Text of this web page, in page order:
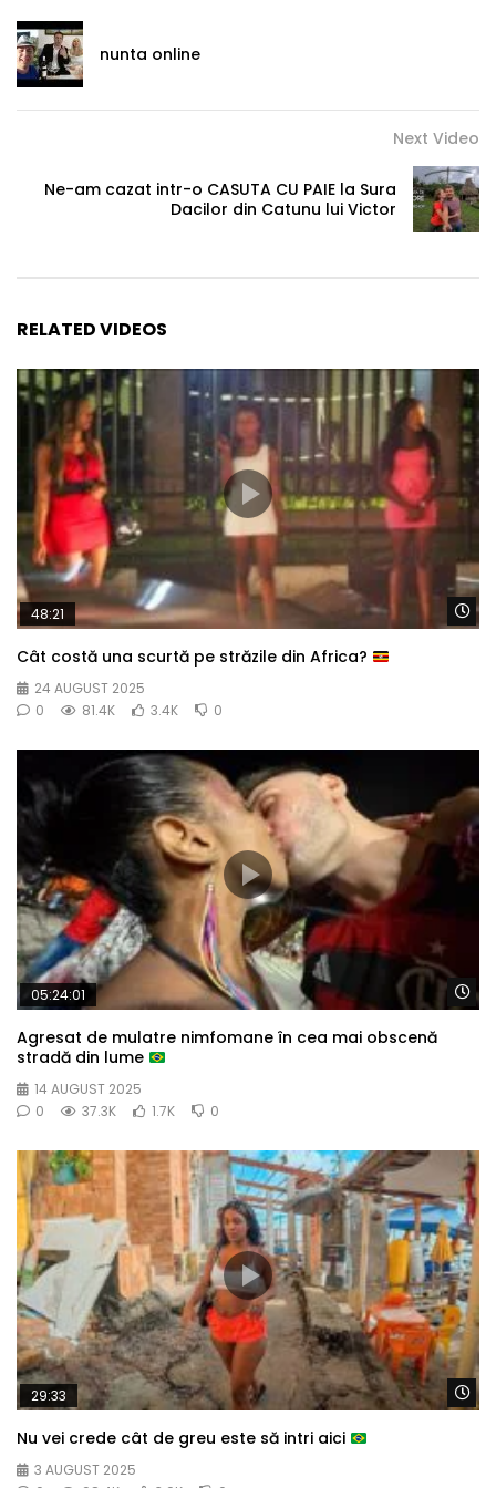
nunta online
Next Video
Ne-am cazat intr-o CASUTA CU PAIE la Sura
Dacilor din Catunu lui Victor
RELATED VIDEOS
48:21
Cât costă una scurtă pe străzile din Africa?
24 AUGUST 2025
0
81.4K 3.4K 0
05:24:01
Agresat de mulatre nimfomane în cea mai obscenă
stradă din lume
14 AUGUST 2025
0
37.3K 1.7K 0
29:33
Nu vei crede cât de greu este să intri aici
3 AUGUST 2025